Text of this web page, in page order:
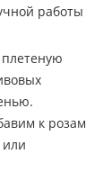
работы
к розам